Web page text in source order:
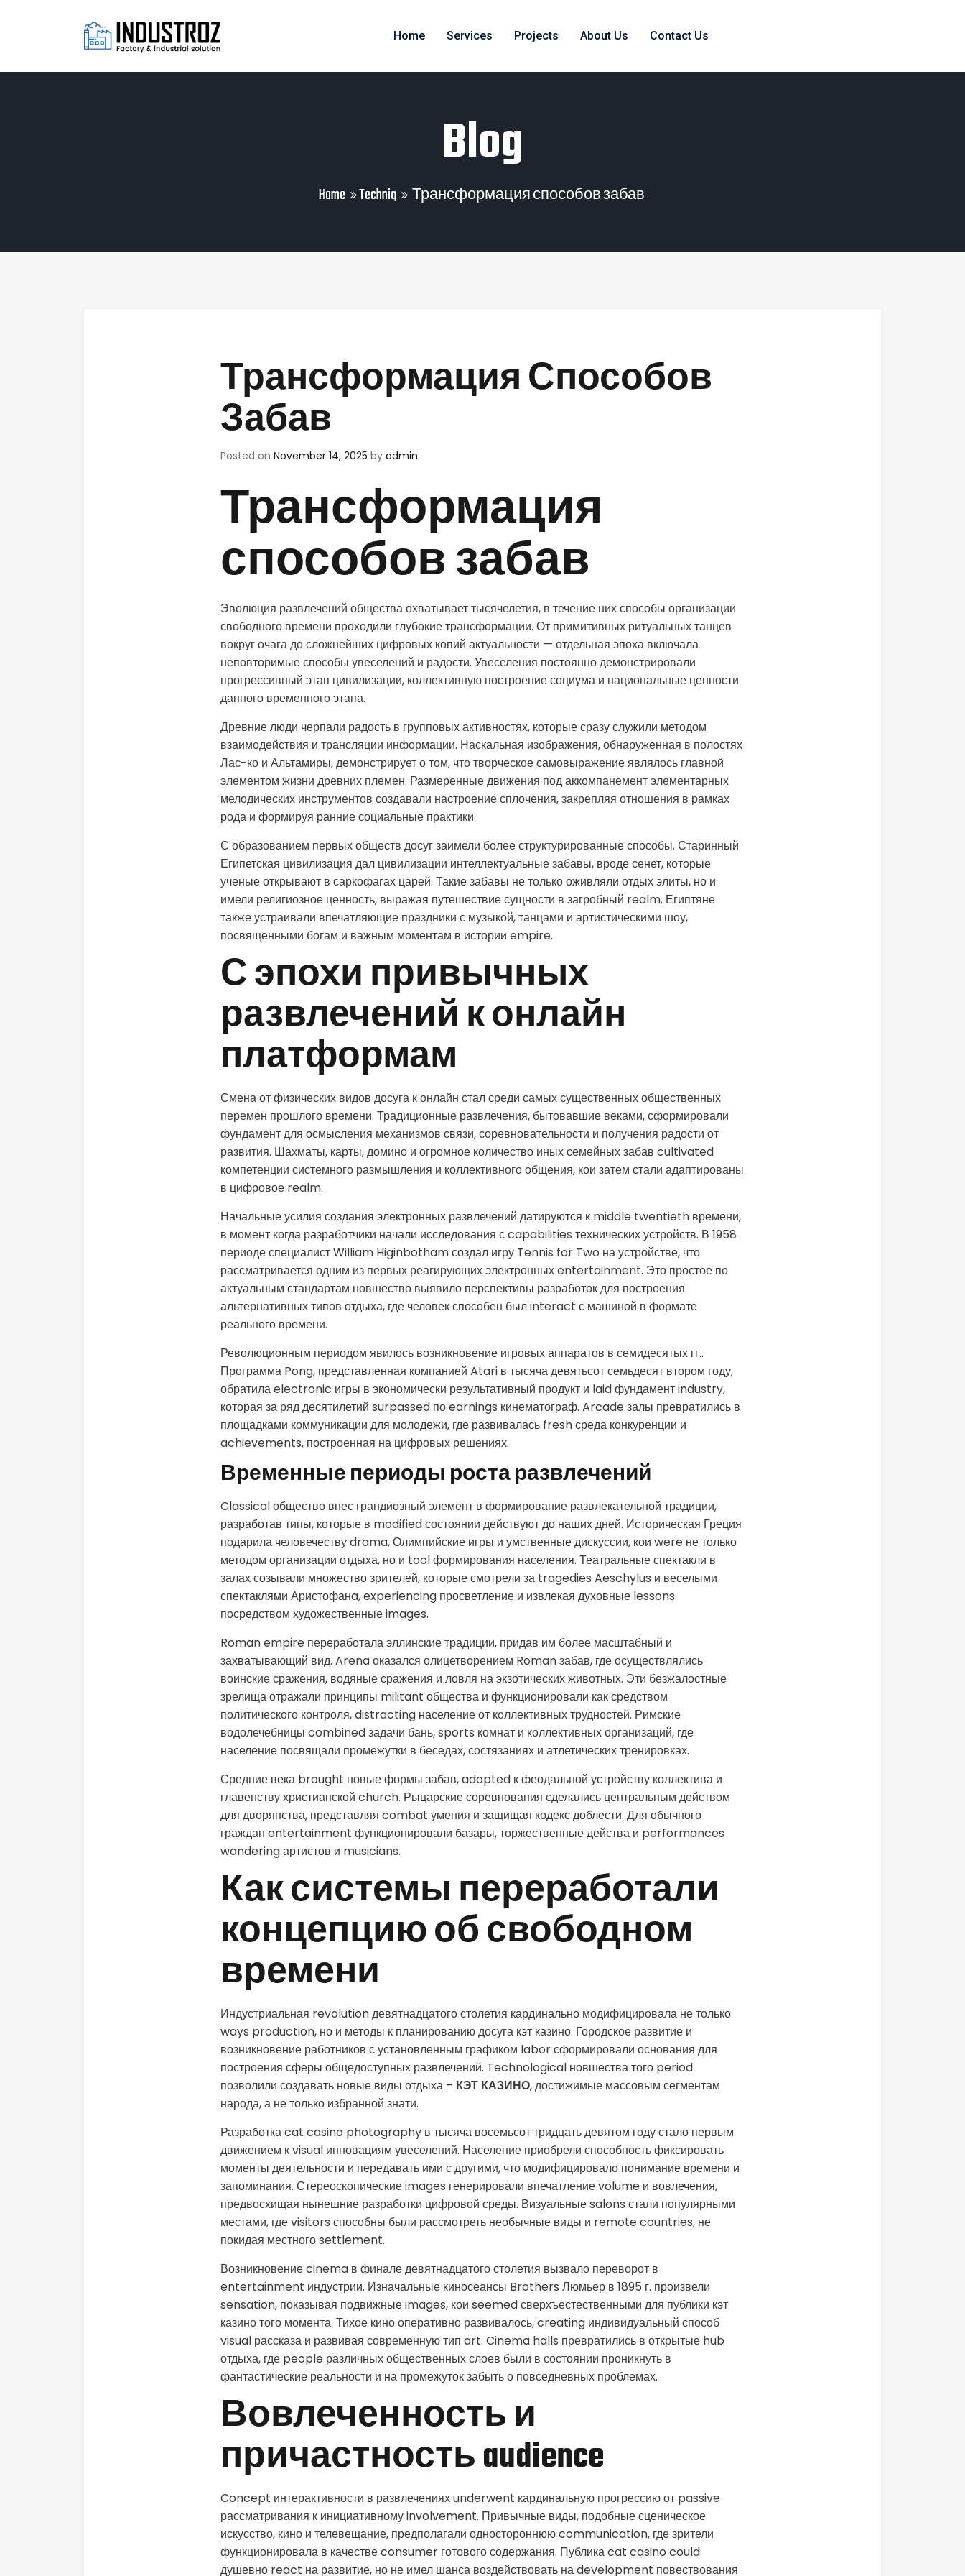
Home Services Projects About Us Contact Us
Blog
Home Techniq Трансформация способов забав
Трансформация Способов
Забав
Posted on November 14, 2025 by admin
Трансформация
способов забав
Эволюция развлечений общества охватывает тысячелетия, в течение них способы организации
свободного времени проходили глубокие трансформации. От примитивных ритуальных танцев
вокруг очага до сложнейших цифровых копий актуальности — отдельная эпоха включала
неповторимые способы увеселений и радости. Увеселения постоянно демонстрировали
прогрессивный этап цивилизации, коллективную построение социума и национальные ценности
данного временного этапа.
Древние люди черпали радость в групповых активностях, которые сразу служили методом
взаимодействия и трансляции информации. Наскальная изображения, обнаруженная в полостях
Лас-ко и Альтамиры, демонстрирует о том, что творческое самовыражение являлось главной
элементом жизни древних племен. Размеренные движения под аккомпанемент элементарных
мелодических инструментов создавали настроение сплочения, закрепляя отношения в рамках
рода и формируя ранние социальные практики.
С образованием первых обществ досуг заимели более структурированные способы. Старинный
Египетская цивилизация дал цивилизации интеллектуальные забавы, вроде сенет, которые
ученые открывают в саркофагах царей. Такие забавы не только оживляли отдых элиты, но и
имели религиозное ценность, выражая путешествие сущности в загробный realm. Египтяне
также устраивали впечатляющие праздники с музыкой, танцами и артистическими шоу,
посвященными богам и важным моментам в истории empire.
С эпохи привычных
развлечений к онлайн
платформам
Смена от физических видов досуга к онлайн стал среди самых существенных общественных
перемен прошлого времени. Традиционные развлечения, бытовавшие веками, сформировали
фундамент для осмысления механизмов связи, соревновательности и получения радости от
развития. Шахматы, карты, домино и огромное количество иных семейных забав cultivated
компетенции системного размышления и коллективного общения, кои затем стали адаптированы
в цифровое realm.
Начальные усилия создания электронных развлечений датируются к middle twentieth времени,
в момент когда разработчики начали исследования с capabilities технических устройств. В 1958
периоде специалист William Higinbotham создал игру Tennis for Two на устройстве, что
рассматривается одним из первых реагирующих электронных entertainment. Это простое по
актуальным стандартам новшество выявило перспективы разработок для построения
альтернативных типов отдыха, где человек способен был interact с машиной в формате
реального времени.
Революционным периодом явилось возникновение игровых аппаратов в семидесятых гг..
Программа Pong, представленная компанией Atari в тысяча девятьсот семьдесят втором году,
обратила electronic игры в экономически результативный продукт и laid фундамент industry,
которая за ряд десятилетий surpassed по earnings кинематограф. Arcade залы превратились в
площадками коммуникации для молодежи, где развивалась fresh среда конкуренции и
achievements, построенная на цифровых решениях.
Временные периоды роста развлечений
Classical общество внес грандиозный элемент в формирование развлекательной традиции,
разработав типы, которые в modified состоянии действуют до наших дней. Историческая Греция
подарила человечеству drama, Олимпийские игры и умственные дискуссии, кои were не только
методом организации отдыха, но и tool формирования населения. Театральные спектакли в
залах созывали множество зрителей, которые смотрели за tragedies Aeschylus и веселыми
спектаклями Аристофанa, experiencing просветление и извлекая духовные lessons
посредством художественные images.
Roman empire переработала эллинские традиции, придав им более масштабный и
захватывающий вид. Arena оказался олицетворением Roman забав, где осуществлялись
воинские сражения, водяные сражения и ловля на экзотических животных. Эти безжалостные
зрелища отражали принципы militant общества и функционировали как средством
политического контроля, distracting население от коллективных трудностей. Римские
водолечебницы combined задачи бань, sports комнат и коллективных организаций, где
население посвящали промежутки в беседах, состязаниях и атлетических тренировках.
Средние века brought новые формы забав, adapted к феодальной устройству коллектива и
главенству христианской church. Рыцарские соревнования сделались центральным действом
для дворянства, представляя combat умения и защищая кодекс доблести. Для обычного
граждан entertainment функционировали базары, торжественные действа и performances
wandering артистов и musicians.
Как системы переработали
концепцию об свободном
времени
Индустриальная revolution девятнадцатого столетия кардинально модифицировала не только
ways production, но и методы к планированию досуга кэт казино. Городское развитие и
возникновение работников с установленным графиком labor сформировали основания для
построения сферы общедоступных развлечений. Technological новшества того period
позволили создавать новые виды отдыха – КЭТ КАЗИНО, достижимые массовым сегментам
народа, а не только избранной знати.
Разработка cat casino photography в тысяча восемьсот тридцать девятом году стало первым
движением к visual инновациям увеселений. Население приобрели способность фиксировать
моменты деятельности и передавать ими с другими, что модифицировало понимание времени и
запоминания. Стереоскопические images генерировали впечатление volume и вовлечения,
предвосхищая нынешние разработки цифровой среды. Визуальные salons стали популярными
местами, где visitors способны были рассмотреть необычные виды и remote countries, не
покидая местного settlement.
Возникновение cinema в финале девятнадцатого столетия вызвало переворот в
entertainment индустрии. Изначальные киносеансы Brothers Люмьер в 1895 г. произвели
sensation, показывая подвижные images, кои seemed сверхъестественными для публики кэт
казино того момента. Тихое кино оперативно развивалось, creating индивидуальный способ
visual рассказа и развивая современную тип art. Cinema halls превратились в открытые hub
отдыха, где people различных общественных слоев были в состоянии проникнуть в
фантастические реальности и на промежуток забыть о повседневных проблемах.
Вовлеченность и
причастность audience
Concept интерактивности в развлечениях underwent кардинальную прогрессию от passive
рассматривания к инициативному involvement. Привычные виды, подобные сценическое
искусство, кино и телевещание, предполагали одностороннюю communication, где зрители
функционировала в качестве consumer готового содержания. Публика cat casino could
душевно react на развитие, но не имел шанса воздействовать на development повествования